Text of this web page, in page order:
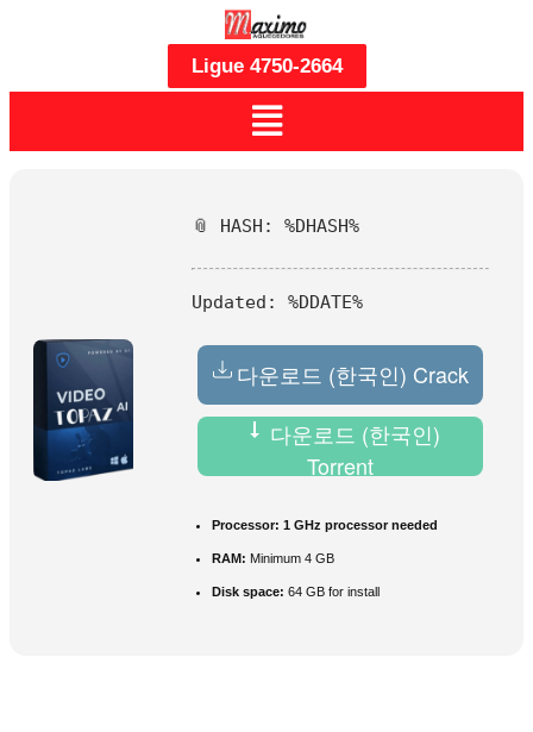
Ligue 4750-2664
📎 HASH: %DHASH%
Updated: %DDATE%
다운로드 (한국인) Crack
다운로드 (한국인)
Torrent
Processor: 1 GHz processor needed
RAM: Minimum 4 GB
Disk space: 64 GB for install